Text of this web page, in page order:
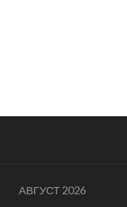
АВГУСТ 2026